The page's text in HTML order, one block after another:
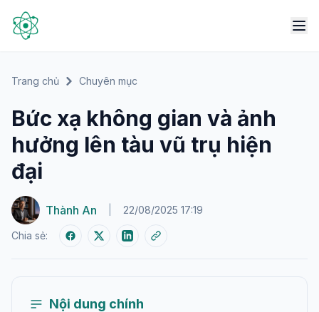
Trang chủ Chuyên mục
Bức xạ không gian và ảnh
hưởng lên tàu vũ trụ hiện
đại
Thành An 22/08/2025 17:19
Chia sẻ:
Nội dung chính